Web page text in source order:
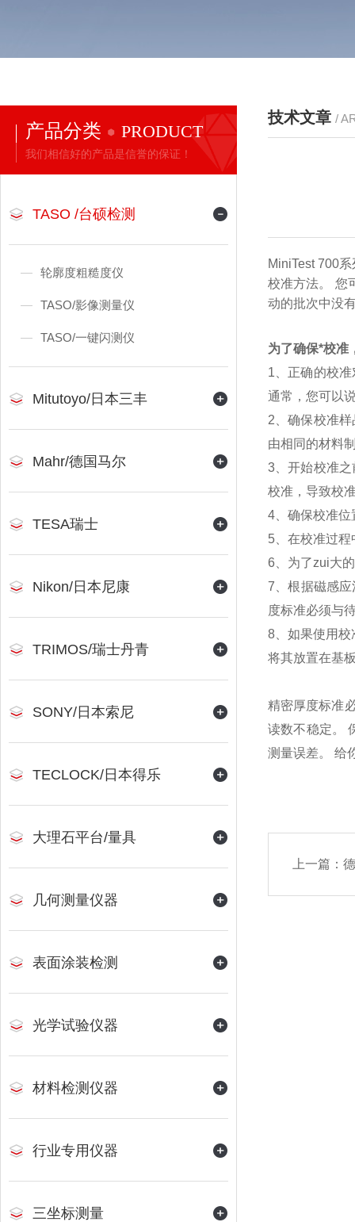
产品分类 PRODUCT
我们相信好的产品是信誉的保证！
TASO /台硕检测
轮廓度粗糙度仪
TASO/影像测量仪
TASO/一键闪测仪
Mitutoyo/日本三丰
Mahr/德国马尔
TESA瑞士
Nikon/日本尼康
TRIMOS/瑞士丹青
SONY/日本索尼
TECLOCK/日本得乐
大理石平台/量具
几何测量仪器
表面涂装检测
光学试验仪器
材料检测仪器
行业专用仪器
三坐标测量
技术文章 /
MiniTest 700
校准方法。 您
动的批次中没
为了确保*校准
1、正确的校
通常，您可以
2、确保校准
由相同的材料
3、开始校准
校准，导致校
4、确保校准位
5、在校准过
6、为了zui大
7、根据磁感
度标准必须与
8、如果使用校
将其放置在基
精密厚度标准
读数不稳定。
测量误差。 给
上一篇：